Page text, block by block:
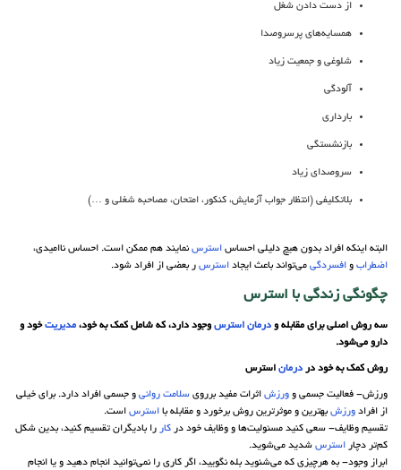
از دست دادن شغل
همسایه‌های پرسروصدا
شلوغی و جمعیت زیاد
آلودگی
بارداری
بازنشستگی
سروصدای زیاد
بلاتکلیفی (انتظار جواب آزمایش، کنکور، امتحان، مصاحبه شغلی و …)
البته اینکه افراد بدون هیچ دلیلی احساس استرس نمایند هم ممکن است. احساس ناامیدی،
اضطراب و افسردگی می‌تواند باعث ایجاد استرس ر بعضی از افراد شود.
چگونگی زندگی با استرس
سه روش اصلی برای مقابله و درمان استرس وجود دارد، که شامل کمک به خود، مدیریتخود و
دارو می‌شود.
روش کمک به خود در درمان استرس
ورزش- فعالیت جسمی و ورزش اثرات مفید برروی سلامت روانی و جسمی افراد دارد. برای خیلی
از افراد ورزش بهترین و موثرترین روش برخورد و مقابله با استرس است.
تقسیم وظایف- سعی کنید مسئولیت‌ها و وظایف خود در کار را بادیگران تقسیم کنید، بدین شکل
کم‌تر دچار استرس شدید می‌شوید.
ابراز وجود- به هرچیزی که می‌شنوید بله نگویید، اگر کاری را نمی‌توانید انجام دهید و یا انجام